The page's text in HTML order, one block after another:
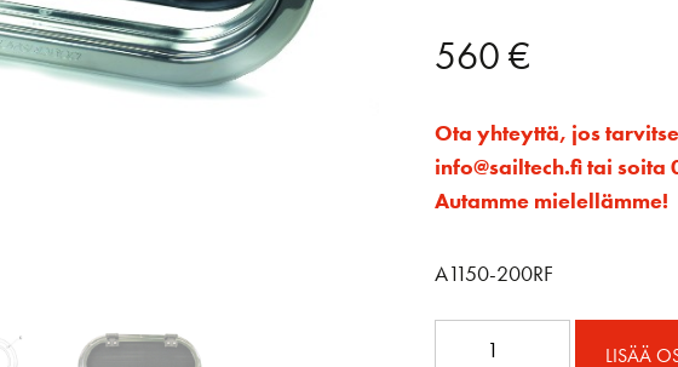
560€
Ota yhteyttä, jos
info@sailtech.fi tai
Autamme mielellämme!
A1150-200RF
LISÄÄ